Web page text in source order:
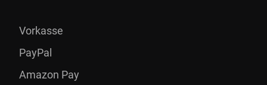
Vorkasse
PayPal
Amazon Pay